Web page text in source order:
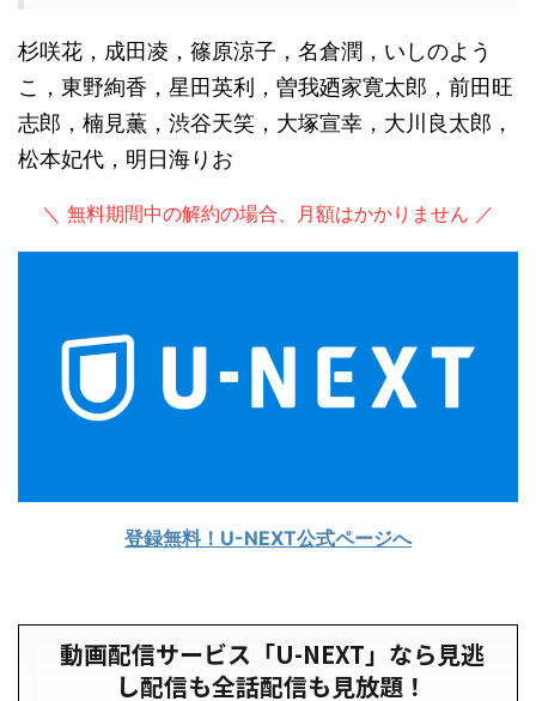
杉咲花，成田凌，篠原涼子，名倉潤，いしのよう
こ，東野絢香，星田英利，曽我廼家寛太郎，前田旺
志郎，楠見薫，渋谷天笑，大塚宣幸，大川良太郎，
松本妃代，明日海りお
＼ 無料期間中の解約の場合、月額はかかりません ／
登録無料！U-NEXT公式ページへ
動画配信サービス「U-NEXT」なら見逃
し配信も全話配信も見放題！